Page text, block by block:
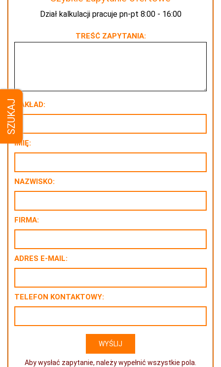
SZUKAJ
Dział kalkulacji pracuje pn-pt 8:00 - 16:00
TREŚĆ ZAPYTANIA:
NAKŁAD:
IMIĘ:
NAZWISKO:
FIRMA:
ADRES E-MAIL:
TELEFON KONTAKTOWY:
Aby wysłać zapytanie, należy wypełnić wszystkie pola.